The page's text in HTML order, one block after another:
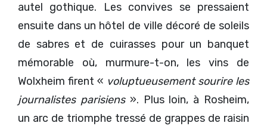
autel gothique. Les convives se pressaient
ensuite dans un hôtel de ville décoré de soleils
de sabres et de cuirasses pour un banquet
mémorable où, murmure-t-on, les vins de
Wolxheim firent « voluptueusement sourire les
journalistes parisiens». Plus loin, à Rosheim,
un arc de triomphe tressé de grappes de raisin